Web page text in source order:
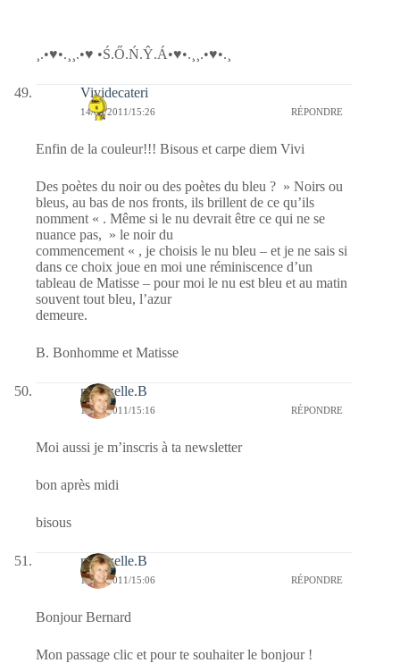
¸.•♥•.¸¸.•♥ •Ś.Ő.Ń.Ŷ.Á•♥•.¸¸.•♥•.¸
Vividecateri
14/04/2011/15:26 RÉPONDRE
Enfin de la couleur!!! Bisous et carpe diem Vivi
Des poètes du noir ou des poètes du bleu ? » Noirs ou
bleus, au bas de nos fronts, ils brillent de ce qu’ils
nomment « . Même si le nu devrait être ce qui ne se
nuance pas, » le noir du
commencement « , je choisis le nu bleu – et je ne sais si
dans ce choix joue en moi une réminiscence d’un
tableau de Matisse – pour moi le nu est bleu et au matin
souvent tout bleu, l’azur
demeure.
B. Bonhomme et Matisse
mamzelle.B
14/04/2011/15:16 RÉPONDRE
Moi aussi je m’inscris à ta newsletter
bon après midi
bisous
mamzelle.B
14/04/2011/15:06 RÉPONDRE
Bonjour Bernard
Mon passage clic et pour te souhaiter le bonjour !